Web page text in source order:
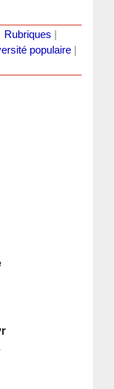
Rubriques
populaire